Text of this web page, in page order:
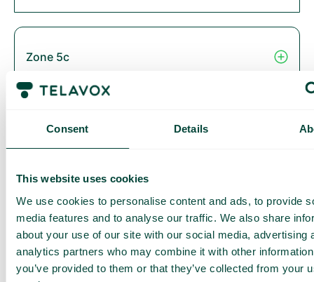
Consent Details
This website uses cookies
We use cookies to personalise content and ads, to provide
media features and to analyse our traffic. We also share
about your use of our site with our social media, advertising
analytics partners who may combine it with other
you’ve provided to them or that they’ve collected from your
Zone 5c
Zone 6
Thailand